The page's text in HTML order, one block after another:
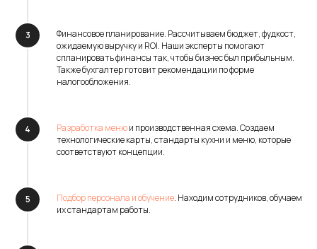
Финансовое планирование. Рассчитываем бюджет, фудкост,
ожидаемую выручку и ROI. Наши эксперты помогают
спланировать финансы так, чтобы бизнес был прибыльным.
Также бухгалтер готовит рекомендации по форме
налогообложения.
Разработка менюи производственная схема. Создаем
технологические карты, стандарты кухни и меню, которые
соответствуют концепции.
Подбор персонала и обучение. Находим сотрудников, обучаем
их стандартам работы.